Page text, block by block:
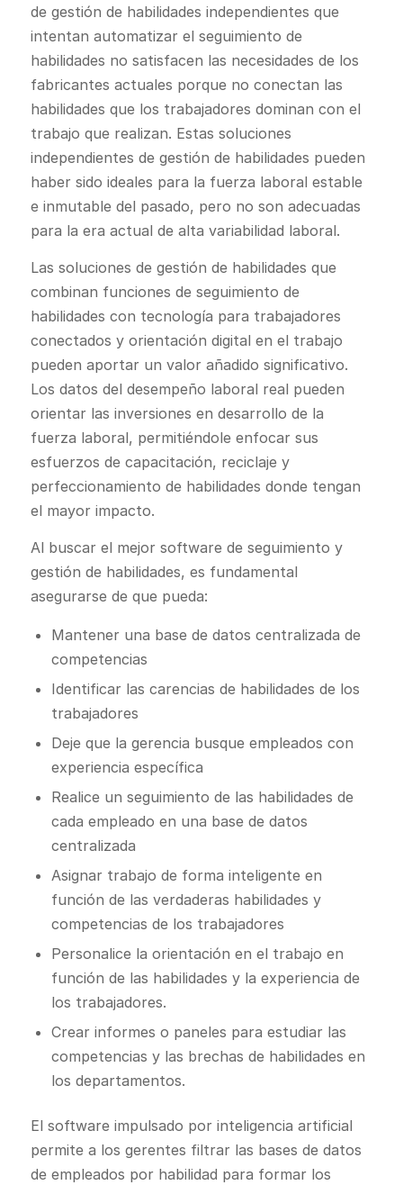
de gestión de habilidades independientes que
intentan automatizar el seguimiento de
habilidades no satisfacen las necesidades de los
fabricantes actuales porque no conectan las
habilidades que los trabajadores dominan con el
trabajo que realizan. Estas soluciones
independientes de gestión de habilidades pueden
haber sido ideales para la fuerza laboral estable
e inmutable del pasado, pero no son adecuadas
para la era actual de alta variabilidad laboral.
Las soluciones de gestión de habilidades que
combinan funciones de seguimiento de
habilidades con tecnología para trabajadores
conectados y orientación digital en el trabajo
pueden aportar un valor añadido significativo.
Los datos del desempeño laboral real pueden
orientar las inversiones en desarrollo de la
fuerza laboral, permitiéndole enfocar sus
esfuerzos de capacitación, reciclaje y
perfeccionamiento de habilidades donde tengan
el mayor impacto.
Al buscar el mejor software de seguimiento y
gestión de habilidades, es fundamental
asegurarse de que pueda:
Mantener una base de datos centralizada de
competencias
Identificar las carencias de habilidades de los
trabajadores
Deje que la gerencia busque empleados con
experiencia específica
Realice un seguimiento de las habilidades de
cada empleado en una base de datos
centralizada
Asignar trabajo de forma inteligente en
función de las verdaderas habilidades y
competencias de los trabajadores
Personalice la orientación en el trabajo en
función de las habilidades y la experiencia de
los trabajadores.
Crear informes o paneles para estudiar las
competencias y las brechas de habilidades en
los departamentos.
El software impulsado por inteligencia artificial
permite a los gerentes filtrar las bases de datos
de empleados por habilidad para formar los